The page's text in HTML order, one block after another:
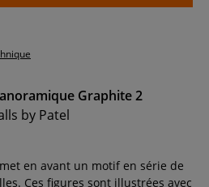
Graphite 2
by Patel
en avant un motif en série de
Ces figures sont illustrées avec